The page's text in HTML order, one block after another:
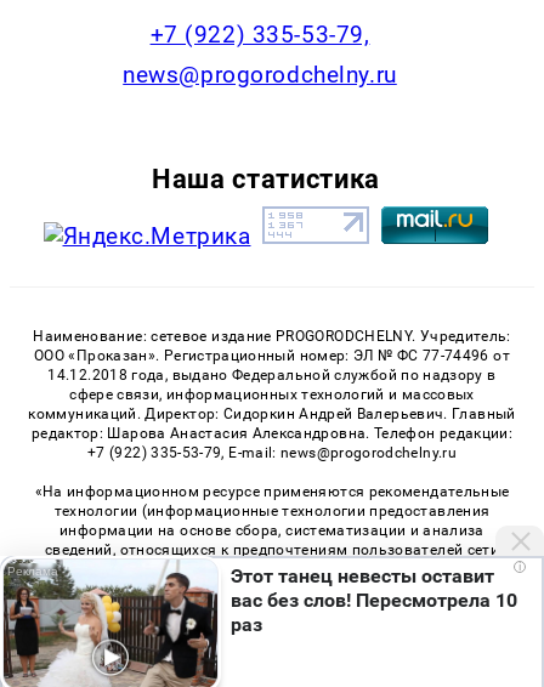
+7 (922) 335-53-79,
news@progorodchelny.ru
Наша статистика
Наименование: сетевое издание PROGORODCHELNY. Учредитель:
ООО «Проказан». Регистрационный номер: ЭЛ № ФС 77-74496 от
14.12.2018 года, выдано Федеральной службой по надзору в
сфере связи, информационных технологий и массовых
коммуникаций. Директор: Сидоркин Андрей Валерьевич. Главный
редактор: Шарова Анастасия Александровна. Телефон редакции:
+7 (922) 335-53-79, E-mail: news@progorodchelny.ru
«На информационном ресурсе применяются рекомендательные
технологии (информационные технологии предоставления
информации на основе сбора, систематизации и анализа
сведений, относящихся к предпочтениям пользователей сети
«Интернет», находящихся на территории Российской
Федерации)». Правила применения рекомендательных
технологий в виджетах рекламно-обменной сети«СМИ2» (PDF),
«Sparrow» (PDF)
i
Этот танец невесты оставит
вас без слов! Пересмотрела 10
раз